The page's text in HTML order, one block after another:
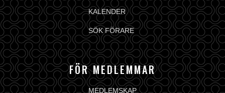
KALENDER
SÖK FÖRARE
FÖR MEDLEMMAR
MEDLEMSKAP